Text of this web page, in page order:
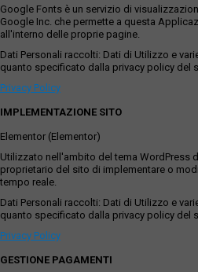
Google Fonts è un servizio di
Google Inc. che permette a questa
all'interno delle proprie pagine.
Dati Personali raccolti: Dati di Utilizzo e
quanto specificato dalla privacy policy del
Privacy Policy
IMPLEMENTAZIONE SITO
Elementor (Elementor)
Utilizzato nell'ambito del tema WordPress
proprietario del sito di implementare o
tempo reale.
Dati Personali raccolti: Dati di Utilizzo e
quanto specificato dalla privacy policy del
Privacy Policy
GESTIONE PAGAMENTI